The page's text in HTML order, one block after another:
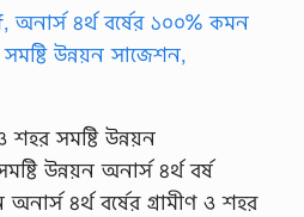
শহর সমষ্টি উন্নয়ন
উন্নয়ন অনার্স ৪র্থ বর্ষ
৪র্থ বর্ষের গ্রামীণ ও শহর